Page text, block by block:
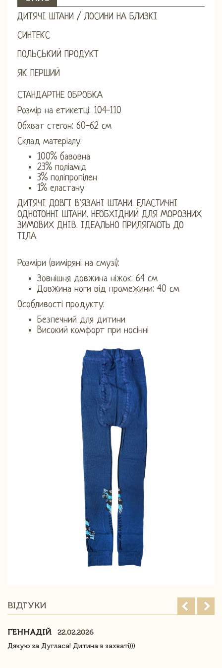
ДИТЯЧІ ШТАНИ / ЛОСИНИ НА БЛИЗКІ
СИНТЕКС
ПОЛЬСЬКИЙ ПРОДУКТ
ЯК ПЕРШИЙ
СТАНДАРТНЕ ОБРОБКА
Розмір на етикетці: 104-110
Обхват стегон: 60-62 см
Склад матеріалу:
100% бавовна
23% поліамід
3% поліпропілен
1% еластану
ДИТЯЧІ ДОВГІ В'ЯЗАНІ ШТАНИ. ЕЛАСТИЧНІ
ОДНОТОННІ ШТАНИ. НЕОБХІДНИЙ ДЛЯ МОРОЗНИХ
ЗИМОВИХ ДНІВ. ІДЕАЛЬНО ПРИЛЯГАЮТЬ ДО
ТІЛА.
Розміри (виміряні на смузі):
Зовнішня довжина ніжок: 64 см
Довжина ноги від промежини: 40 см
Особливості продукту:
Безпечний для дитини
Високий комфорт при носінні
ВІДГУКИ
ГЕННАДІЙ
22.02.2026
Дякую за Дугласа! Дитина в захваті)))